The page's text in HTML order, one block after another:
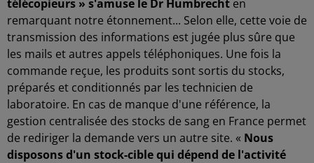
télécopieurs » s'amuse le Dr Humbrecht en
remarquant notre étonnement... Selon elle, cette voie de
transmission des informations est jugée plus sûre que
les mails et autres appels téléphoniques. Une fois la
commande reçue, les produits sont sortis du stocks,
préparés et conditionnés par les technicien de
laboratoire. En cas de manque d'une référence, la
gestion centralisée des stocks de sang en France permet
de rediriger la demande vers un autre site. « Nous
disposons d'un stock-cible qui dépend de l'activité